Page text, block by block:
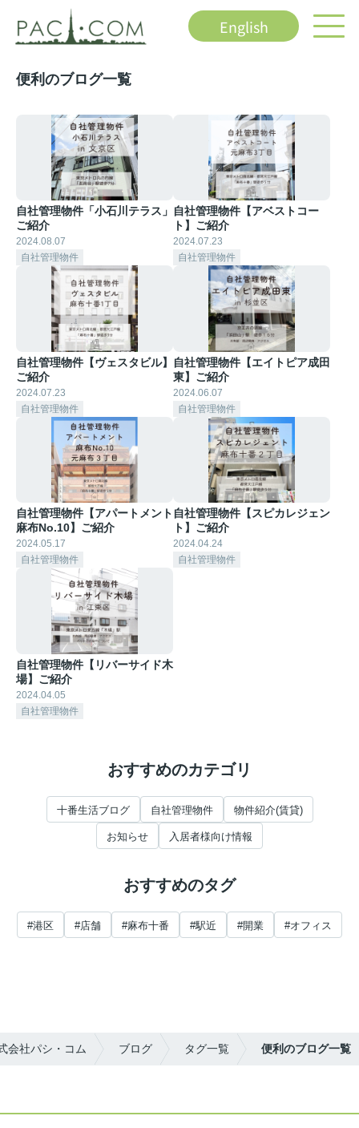
English
便利のブログ一覧
自社管理物件「小石川テラス」
ご紹介
2024.08.07
自社管理物件
自社管理物件【アベストコー
ト】ご紹介
2024.07.23
自社管理物件
自社管理物件【ヴェスタビル】
ご紹介
2024.07.23
自社管理物件
自社管理物件【エイトピア成田
東】ご紹介
2024.06.07
自社管理物件
自社管理物件【アパートメント
麻布No.10】ご紹介
2024.05.17
自社管理物件
自社管理物件【スピカレジェン
ト】ご紹介
2024.04.24
自社管理物件
自社管理物件【リバーサイド木
場】ご紹介
2024.04.05
自社管理物件
おすすめのカテゴリ
十番生活ブログ 自社管理物件 物件紹介(賃貸)
お知らせ 入居者様向け情報
おすすめのタグ
#港区 #店舗 #麻布十番 #駅近 #開業 #オフィス
会社パシ・コム ブログ タグ一覧 便利のブログ一覧